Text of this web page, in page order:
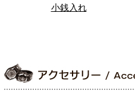
小銭入れ